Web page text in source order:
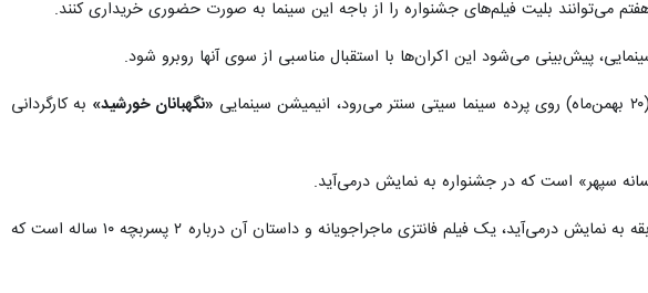
پیش‌بینی می‌شود این اکران‌ها با استقبال مناسبی از سوی آنها روبرو شود.
«نگهبانان خورشید» به کارگردانی
سپهر» است که در جشنواره به نمایش درمی‌آید.
این اثر پویانمایی که از قضا تنها انیمیشن این دوره از جشنواره است و در بخش خارج از مسابقه به نمایش درمی‌آید، یک فیلم فانتزی ماجراجویانه و داستان آن درباره ۲ پسربچه ۱۰ ساله است که